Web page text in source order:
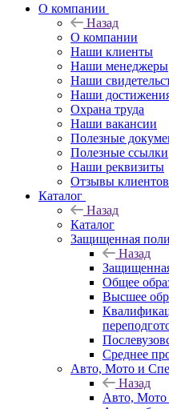
О компании
Назад
О компании
Наши клиенты
Наши менеджеры
Наши
Наши
Охрана труда
Наши вакансии
Полезные
Полезные ссылки
Наши реквизиты
Отзывы клиентов
Каталог
Назад
Каталог
Защищенная
Назад
Общее
Высшее
Среднее
Авто, Мото и
Назад
Авто, Мото